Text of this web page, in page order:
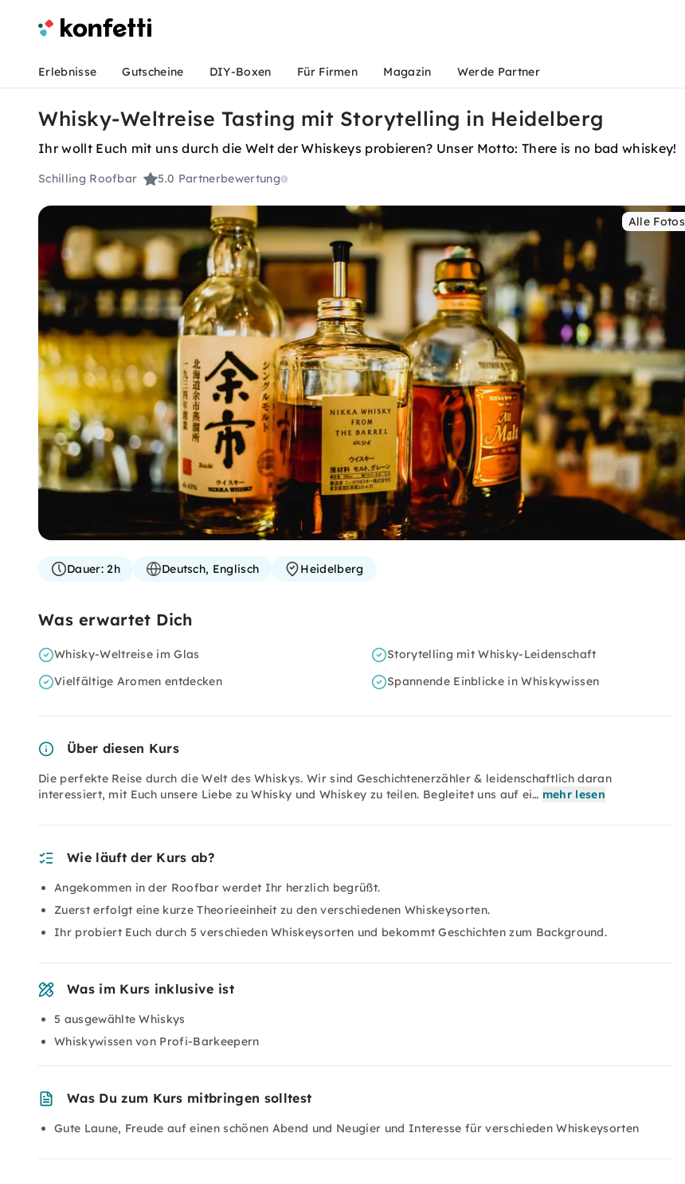
Erlebnisse Gutscheine DIY-Boxen Für Firmen Magazin Werde Partner
Whisky-Weltreise Tasting mit Storytelling in Heidelberg
Ihr wollt Euch mit uns durch die Welt der Whiskeys probieren? Unser Motto: There is no bad whiskey!
Schilling Roofbar 5.0 Partnerbewertung
Alle Fotos
Dauer:2h Deutsch, Englisch Heidelberg
Was erwartet Dich
Whisky-Weltreise im Glas
Storytelling mit Whisky-Leidenschaft
Vielfältige Aromen entdecken
Spannende Einblicke in Whiskywissen
Über diesen Kurs
Die perfekte Reise durch die Welt des Whiskys. Wir sind Geschichtenerzähler & leidenschaftlich daran
interessiert, mit Euch unsere Liebe zu Whisky und Whiskey zu teilen. Begleitet uns auf ei… mehr lesen
Wie läuft der Kurs ab?
Angekommen in der Roofbar werdet Ihr herzlich begrüßt.
Zuerst erfolgt eine kurze Theorieeinheit zu den verschiedenen Whiskeysorten.
Ihr probiert Euch durch 5 verschieden Whiskeysorten und bekommt Geschichten zum Background.
Was im Kurs inklusive ist
5 ausgewählte Whiskys
Whiskywissen von Profi-Barkeepern
Was Du zum Kurs mitbringen solltest
Gute Laune, Freude auf einen schönen Abend und Neugier und Interesse für verschieden Whiskeysorten